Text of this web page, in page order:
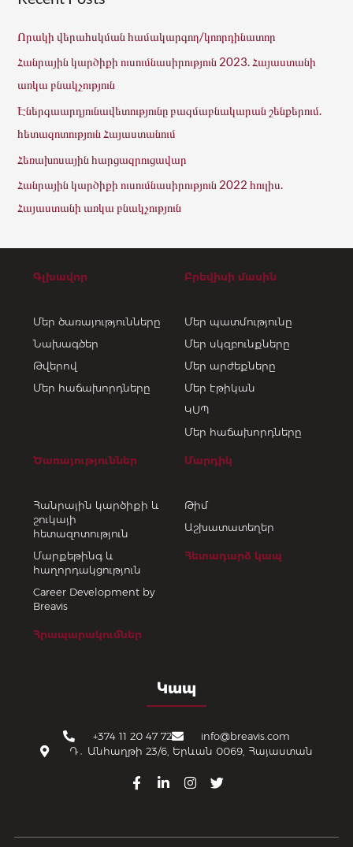
Որակի վերահսկման համակարգող/կոորդինատոր
Հանրային կարծիքի ուսումնասիրություն 2023. Հայաստանի
առկա բնակչություն
Էներգաարդյունավետությունը բազմաբնակարան շենքերում.
հետազոտություն Հայաստանում
Հեռախոսային հարցազրուցավար
Հանրային կարծիքի ուսումնասիրություն 2022 հուլիս.
Հայաստանի առկա բնակչություն
Կապ
+374 11 20 47 72
info@breavis.com
Դ․ Անհաղթի 23/6, Երևան 0069, Հայաստան
F
a
b
L
i
e
I
n
a
T
w
t
Գլխավոր
Մեր ծառայությունները
Նախագծեր
Թվերով
Մեր հաճախորդները
Բրեվիսի մասին
Մեր պատմությունը
Մեր սկզբունքները
Մեր արժեքները
Մեր էթիկան
ԿՍՊ
Մեր հաճախորդները
Ծառայություններ
Հանրային կարծիքի և
շուկայի
հետազոտություն
Մարքեթինգ և
հաղորդակցություն
Career Development by
Breavis
Հրապարակումներ
Մարդիկ
Թիմ
Աշխատատեղեր
Հետադարձ կապ